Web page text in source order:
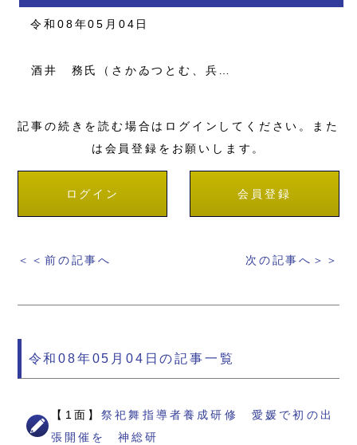
令和08年05月04日
酒井 務氏（さかゐつとむ、兵…
記事の続きを読む場合はログインしてください。また
は会員登録をお願いします。
ログイン 会員登録
＜＜前の記事へ 次の記事へ＞＞
令和08年05月04日の記事一覧
【1面】祭祀舞指導者養成研修 愛媛で初の出
張開催を 神総研